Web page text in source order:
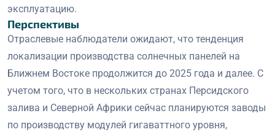
эксплуатацию.
Перспективы
Отраслевые наблюдатели ожидают, что тенденция
локализации производства солнечных панелей на
Ближнем Востоке продолжится до 2025 года и далее. С
учетом того, что в нескольких странах Персидского
залива и Северной Африки сейчас планируются заводы
по производству модулей гигаваттного уровня,